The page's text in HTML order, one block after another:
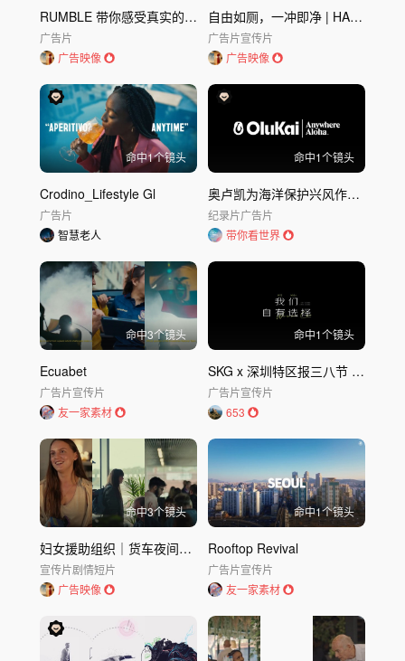
RUMBLE 带你感受真实的力量
广告片
广告映像
自由如厕，一冲即净 | HARPIC LOOCATOR
广告片宣传片
广告映像
命中1个镜头
Crodino_Lifestyle Gl
广告片
智慧老人
命中1个镜头
奥卢凯为海洋保护兴风作浪｜海洋保护
纪录片广告片
带你看世界
命中3个镜头
Ecuabet
广告片宣传片
友一家素材
命中1个镜头
SKG x 深圳特区报三八节 2023三八妇女节 Wǒmén自有选择
广告片宣传片
653
命中3个镜头
妇女援助组织｜货车夜间警告
宣传片剧情短片
广告映像
命中1个镜头
Rooftop Revival
广告片宣传片
友一家素材